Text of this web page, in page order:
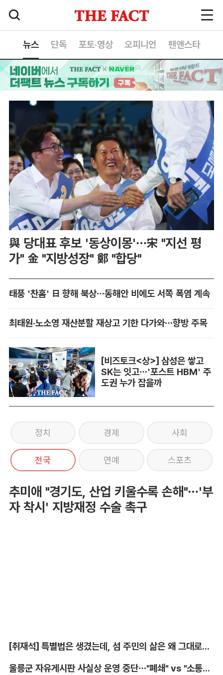
뉴스 단독 포토·영상 오피니언 팬앤스타
與 당대표 후보 '동상이몽'…宋 "지선 평
가" 金 "지방성장" 鄭 "합당"
태풍 '찬홈' 日 향해 북상…동해안 비에도 서쪽 폭염 계속
최태원·노소영 재산분할 재상고 기한 다가와…향방 주목
[비즈토크<상>] 삼성은 쌓고
SK는 잇고…'포스트 HBM' 주
도권 누가 잡을까
정치 경제 사회
전국 연예 스포츠
추미애 "경기도, 산업 키울수록 손해"…'부
자 착시' 지방재정 수술 촉구
[취재석] 특별법은 생겼는데, 섬 주민의 삶은 왜 그대로인가
울릉군 자유게시판 사실상 운영 중단…"폐쇄" vs "소통창구 지켜야"